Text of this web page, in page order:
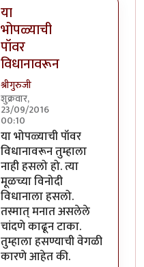
या
भोपळ्याची
पॉवर
विधानावरून
श्रीगुरुजी
शुक्रवार,
23/09/2016
00:10
In reply toवर सांगितलेला अर्थ
या भोपळ्याची पॉवर
विधानावरून तुम्हाला
नाही हसलो हो. त्या
मूळच्या विनोदी
विधानाला हसलो.
तस्मात् मनात असलेले
चांदणे काढून टाका.
तुम्हाला हसण्याची वेगळी
कारणे आहेत की.